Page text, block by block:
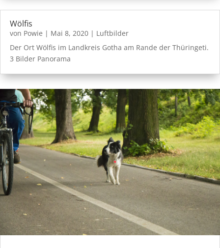
Wölfis
von Powie | Mai 8, 2020 | Luftbilder
Der Ort Wölfis im Landkreis Gotha am Rande der Thüringeti.
3 Bilder Panorama